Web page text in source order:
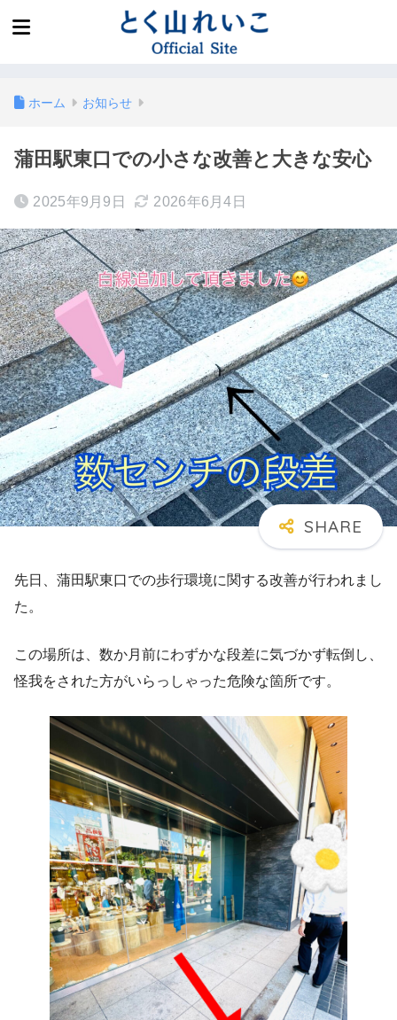
ホーム お知らせ
蒲田駅東口での小さな改善と大きな安心
2025年9月9日 2026年6月4日
先日、蒲田駅東口での歩行環境に関する改善が行われまし
た。
この場所は、数か月前にわずかな段差に気づかず転倒し、
怪我をされた方がいらっしゃった危険な箇所です。